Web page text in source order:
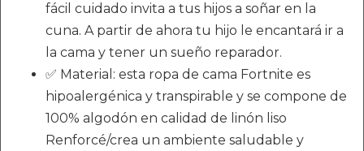
fácil cuidado invita a tus hijos a soñar en la
cuna. A partir de ahora tu hijo le encantará ir a
la cama y tener un sueño reparador.
✅ Material: esta ropa de cama Fortnite es
hipoalergénica y transpirable y se compone de
100% algodón en calidad de linón liso
Renforcé/crea un ambiente saludable y